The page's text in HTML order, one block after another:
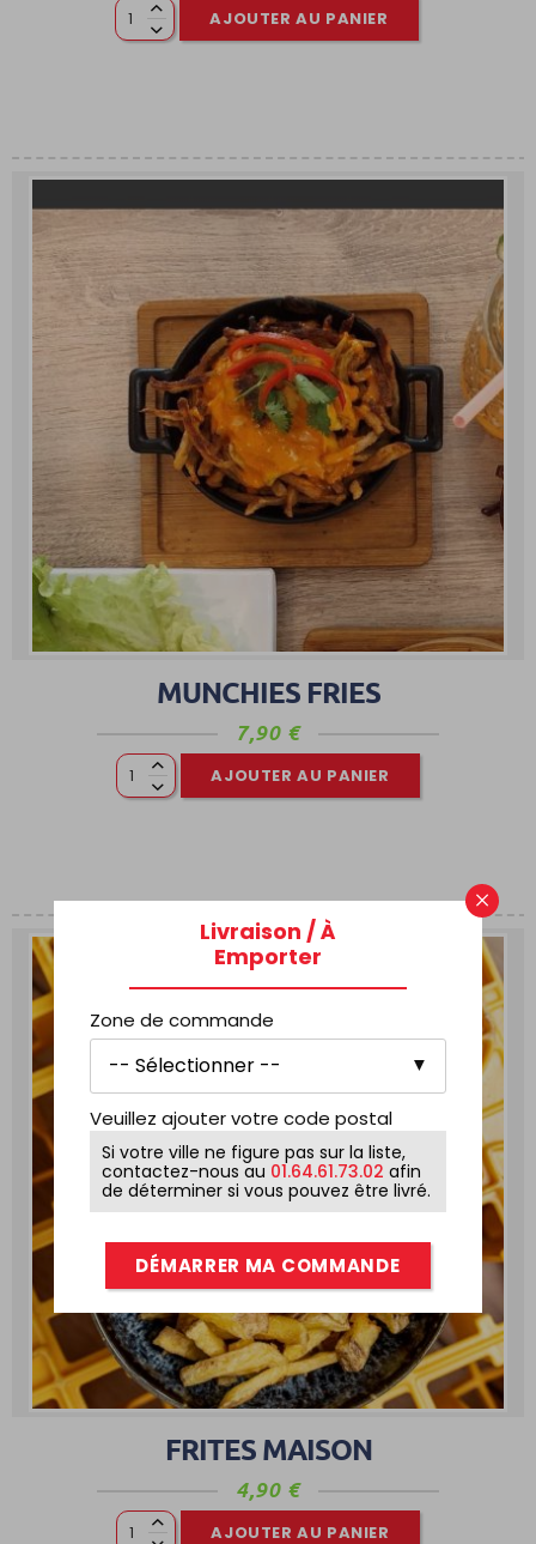
AJOUTER AU PANIER
MUNCHIES FRIES
7,90 €
AJOUTER AU PANIER
FRITES MAISON
4,90 €
AJOUTER AU PANIER
×
Livraison / À
Emporter
Zone de commande
Veuillez ajouter votre code postal
Si votre ville ne figure pas sur la liste,
contactez-nous au 01.64.61.73.02 afin
de déterminer si vous pouvez être livré.
DÉMARRER MA COMMANDE